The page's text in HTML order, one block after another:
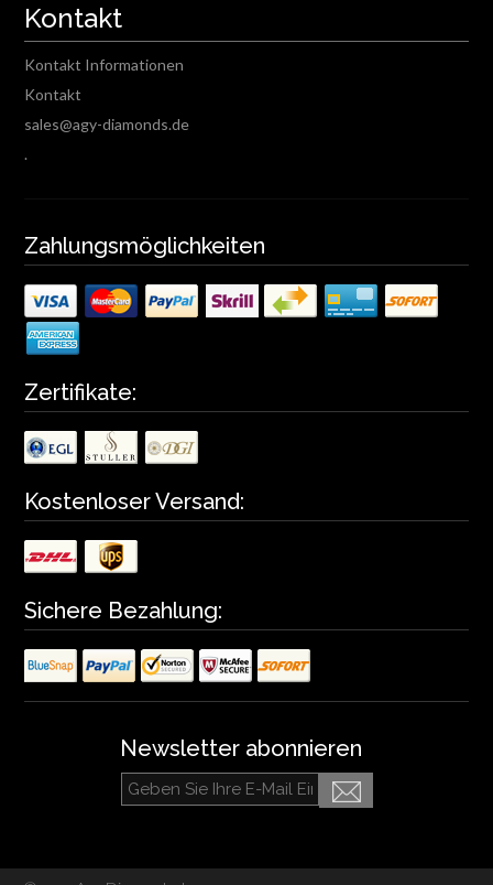
Kontakt
Kontakt Informationen
Kontakt
sales@agy-diamonds.de
.
Zahlungsmöglichkeiten
Zertifikate:
Kostenloser Versand:
Sichere Bezahlung:
Newsletter abonnieren